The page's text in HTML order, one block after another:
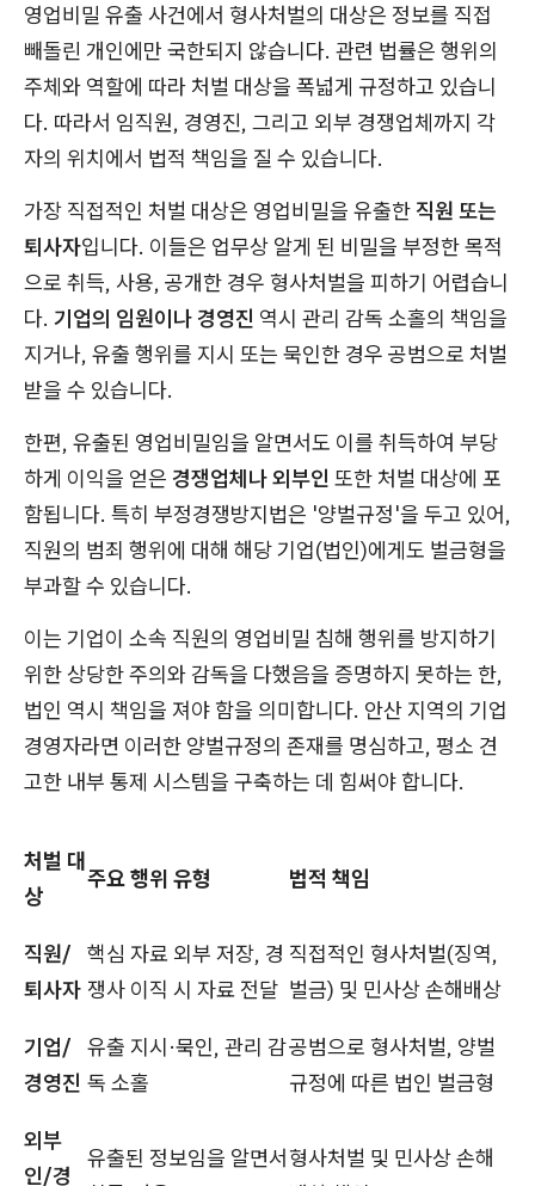
영업비밀 유출 사건에서 형사처벌의 대상은 정보를 직접
빼돌린 개인에만 국한되지 않습니다. 관련 법률은 행위의
주체와 역할에 따라 처벌 대상을 폭넓게 규정하고 있습니
다. 따라서 임직원, 경영진, 그리고 외부 경쟁업체까지 각
자의 위치에서 법적 책임을 질 수 있습니다.
가장 직접적인 처벌 대상은 영업비밀을 유출한 직원 또는
퇴사자입니다. 이들은 업무상 알게 된 비밀을 부정한 목적
으로 취득, 사용, 공개한 경우 형사처벌을 피하기 어렵습니
다. 기업의 임원이나 경영진 역시 관리 감독 소홀의 책임을
지거나, 유출 행위를 지시 또는 묵인한 경우 공범으로 처벌
받을 수 있습니다.
한편, 유출된 영업비밀임을 알면서도 이를 취득하여 부당
하게 이익을 얻은 경쟁업체나 외부인 또한 처벌 대상에 포
함됩니다. 특히 부정경쟁방지법은 '양벌규정'을 두고 있어,
직원의 범죄 행위에 대해 해당 기업(법인)에게도 벌금형을
부과할 수 있습니다.
이는 기업이 소속 직원의 영업비밀 침해 행위를 방지하기
위한 상당한 주의와 감독을 다했음을 증명하지 못하는 한,
법인 역시 책임을 져야 함을 의미합니다. 안산 지역의 기업
경영자라면 이러한 양벌규정의 존재를 명심하고, 평소 견
고한 내부 통제 시스템을 구축하는 데 힘써야 합니다.
처벌 대
상
주요 행위 유형 법적 책임
직원/
퇴사자
핵심 자료 외부 저장, 경
쟁사 이직 시 자료 전달
직접적인 형사처벌(징역,
벌금) 및 민사상 손해배상
기업/
경영진
유출 지시·묵인, 관리 감
독 소홀
공범으로 형사처벌, 양벌
규정에 따른 법인 벌금형
외부
인/경
유출된 정보임을 알면서형사처벌 및 민사상 손해